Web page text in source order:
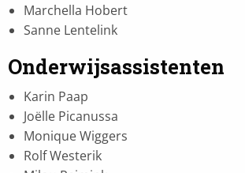
Marchella Hobert
Sanne Lentelink
Onderwijsassistenten
Karin Paap
Joëlle Picanussa
Monique Wiggers
Rolf Westerik